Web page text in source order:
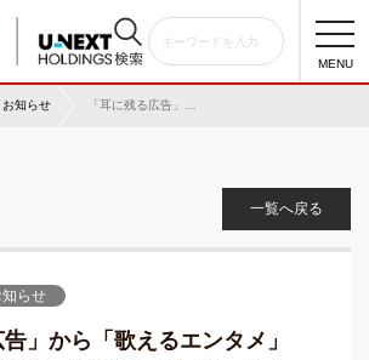
MENU
お知らせ 「耳に残る広告」から「歌えるエンタメ」へ！ JOYSOUND、業界初のプロジェクト「サウンドロゴカラオケAWARD 2027」 待望の第2弾、本日6月1日（月）よりエントリー応募受付開始！
一覧へ戻る
知らせ
告」から「歌えるエンタメ」